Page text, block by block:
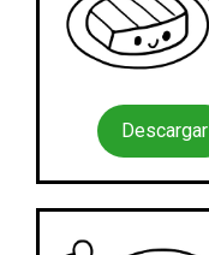
Descargar